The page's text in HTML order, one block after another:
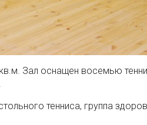
Зал оснащен восемью
тенниса, группа